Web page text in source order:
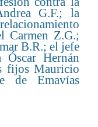
G.F.; la
Carmen Z.G.;
B.R.; el jefe
Hernán
fijos Mauricio
de Emavías